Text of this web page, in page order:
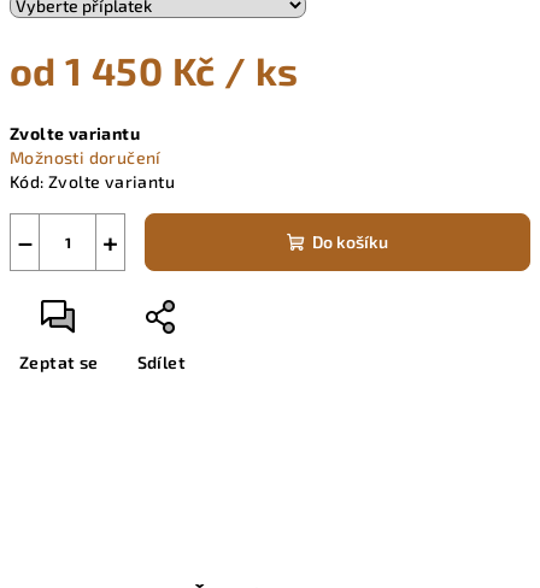
od1 450 Kč / ks
cena:
Zvolte variantu
Možnosti doručení
Kód: Zvolte variantu
+
− Do košíku
Zeptat se Sdílet